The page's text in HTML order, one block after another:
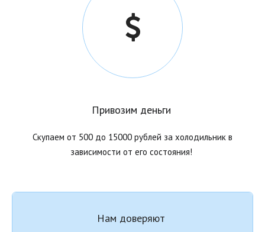
Привозим деньги
Скупаем от 500 до 15000 рублей за холодильник в
зависимости от его состояния!
Нам доверяют